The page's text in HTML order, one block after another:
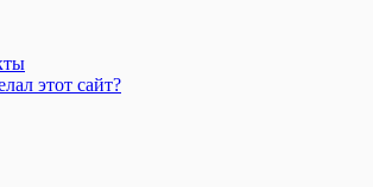
этот cайт?